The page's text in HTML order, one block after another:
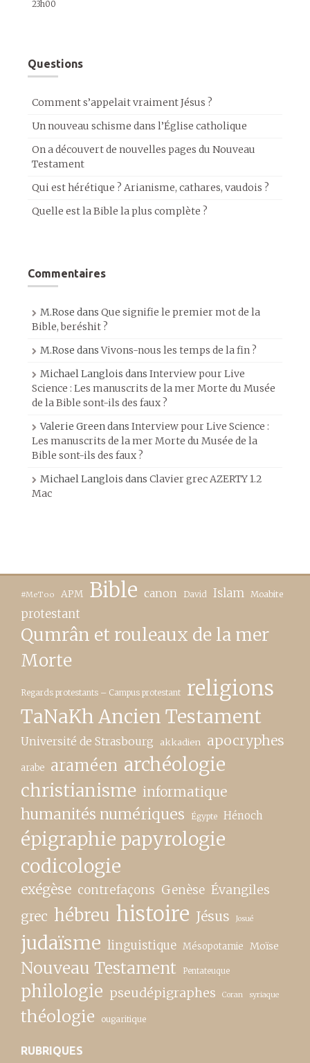
23h00
Questions
Comment s’appelait vraiment Jésus ?
Un nouveau schisme dans l’Église catholique
On a découvert de nouvelles pages du Nouveau
Testament
Qui est hérétique ? Arianisme, cathares, vaudois ?
Quelle est la Bible la plus complète ?
Commentaires
M.Rose dans Que signifie le premier mot de la
Bible, beréshit ?
M.Rose dansVivons-nous les temps de la fin ?
Michael Langlois dans Interview pour Live
Science : Les manuscrits de la mer Morte du Musée
de la Bible sont-ils des faux ?
Valerie Greendans Interview pour Live Science :
Les manuscrits de la mer Morte du Musée de la
Bible sont-ils des faux ?
Michael Langlois dans Clavier grec AZERTY 1.2
Mac
#MeToo APM Bible canon David Islam Moabite
protestant
Qumrân et rouleaux de la mer
Morte
Regards protestants – Campus protestant religions
TaNaKh Ancien Testament
Université de Strasbourg akkadien apocryphes
arabe araméen archéologie
christianisme informatique
humanités numériques Égypte Hénoch
épigraphie papyrologie
codicologie
exégèse contrefaçons Genèse Évangiles
grec hébreu histoire Jésus Josué
judaïsme linguistique Mésopotamie Moïse
Nouveau Testament Pentateuque
philologie pseudépigraphes Coran syriaque
théologie ougaritique
RUBRIQUES